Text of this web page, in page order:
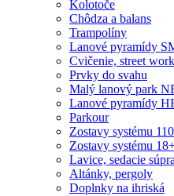
Kolotoče
Chôdza a balans
Trampolíny
Lanové pyramídy
Cvičenie, street
Prvky do svahu
Malý lanový park
Lanové pyramídy
Parkour
Zostavy systému 110
Zostavy systému
Lavice, sedacie
Altánky, pergoly
Doplnky na ihriská